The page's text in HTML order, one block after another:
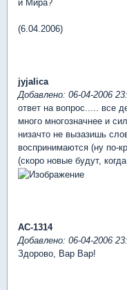
и Мира?
(6.04.2006)
jyjalica
Добавлено: 06-04-2006
ответ на вопрос..... все
много многозначнее и
низачто не вызазишь
воспринимаются (ну по-
(скоро новые будут,
АС-1314
Добавлено: 06-04-2006
Здорово, Вар Вар!